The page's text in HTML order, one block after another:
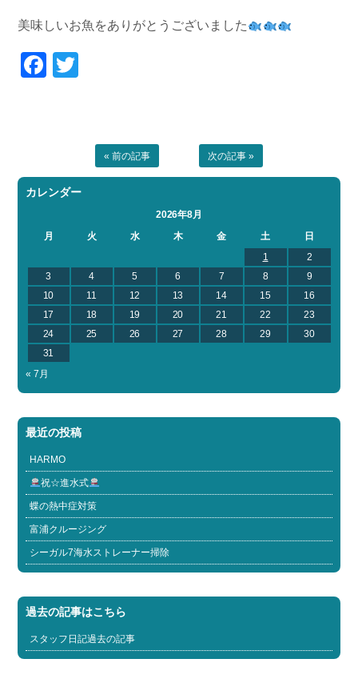
美味しいお魚をありがとうございました
Facebook
« 前の記事 次の記事 »
カレンダー
2026年8月
月
火 水 木 金 土
日
1
2
3
4 5 6 7 8
9
10
11 12 13 14 15
16
17
18 19 20 21 22
23
24
25 26 27 28 29
30
31
« 7月
最近の投稿
HARMO
祝☆進水式
蝶の熱中症対策
富浦クルージング
シーガル7海水ストレーナー掃除
過去の記事はこちら
スタッフ日記過去の記事